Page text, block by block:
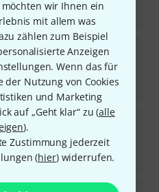
wir Ihnen ein
mit allem was
zählen zum Beispiel
Anzeigen
Wenn das für
der Nutzung von Cookies
und Marketing
auf „Geht klar“ zu (alle
).
Zustimmung jederzeit
(hier) widerrufen.
Balladen op.10
Pavane Piano